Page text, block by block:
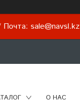
sale@navsl.kz
О НАС